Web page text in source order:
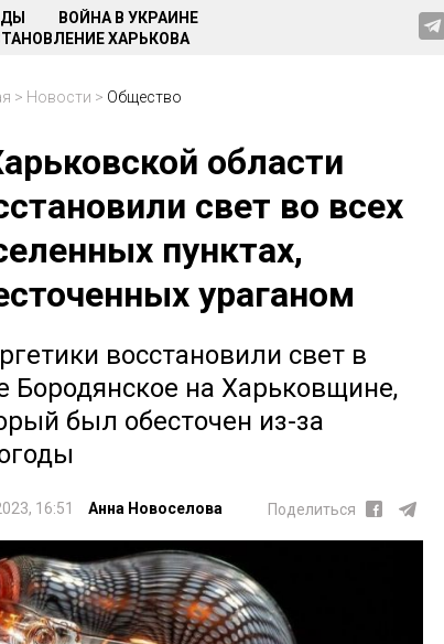
ВОЙНА В УКРАИНЕ
ХАРЬКОВА
> Новости > Общество
области
свет во всех
пунктах,
ураганом
восстановили свет в
Бородянское на Харьковщине,
был обесточен из-за
16:51 Анна Новоселова Поделиться